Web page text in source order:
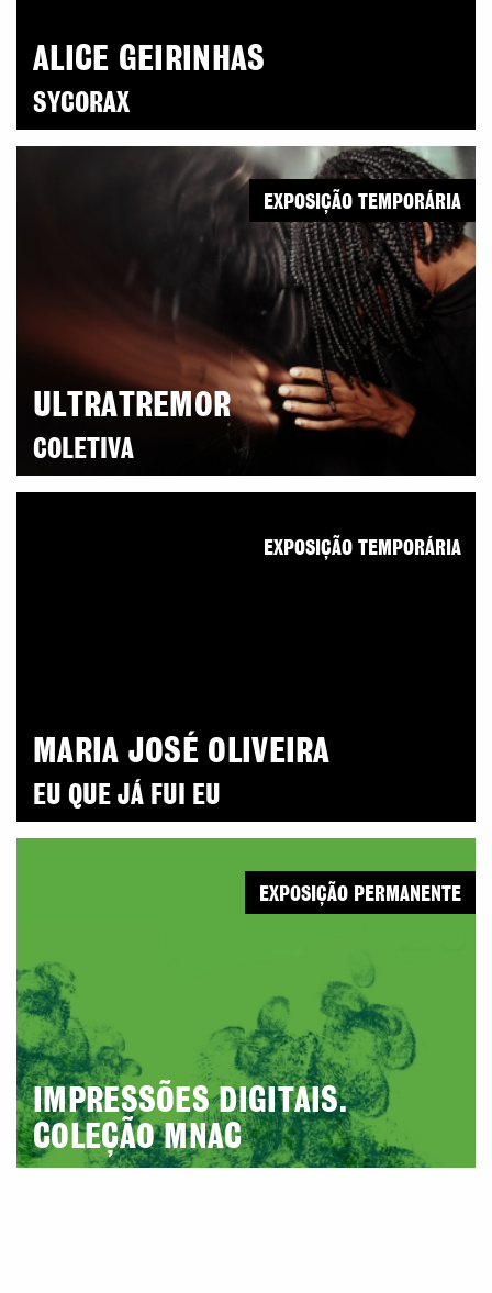
ALICE GEIRINHAS
SYCORAX
ULTRATREMOR
COLETIVA
EXPOSIÇÃO TEMPORÁRIA
MARIA JOSÉ OLIVEIRA
EU QUE JÁ FUI EU
EXPOSIÇÃO TEMPORÁRIA
IMPRESSÕES DIGITAIS.
COLEÇÃO MNAC
EXPOSIÇÃO PERMANENTE